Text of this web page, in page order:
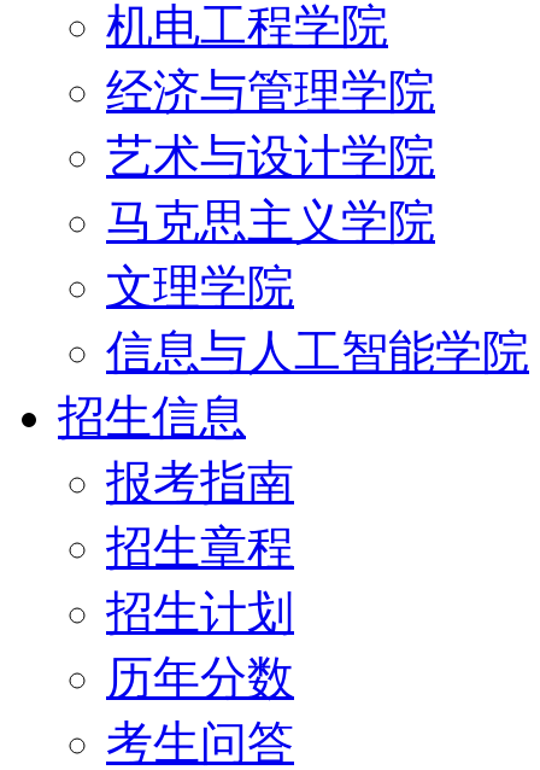
机电工程学院
经济与管理学院
艺术与设计学院
马克思主义学院
文理学院
信息与人工智能学院
招生信息
报考指南
招生章程
招生计划
历年分数
考生问答